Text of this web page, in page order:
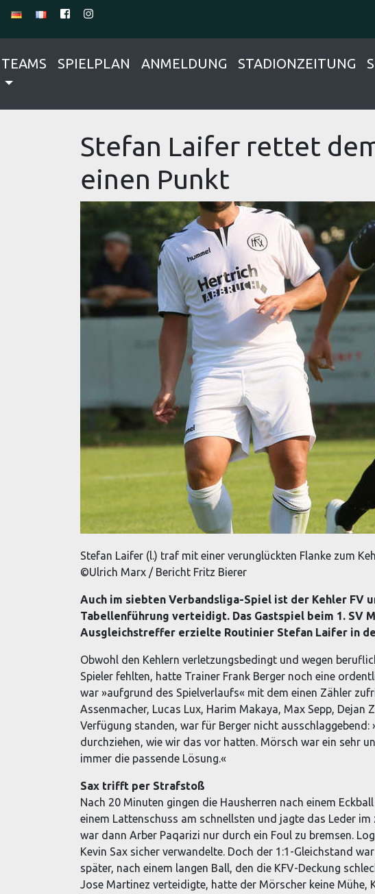
TEAMS SPIELPLAN ANMELDUNG STADIONZEITUNG
Stefan Laifer rettet
einen Punkt
Stefan Laifer (l.) traf mit einer verunglückten Flanke zum
©Ulrich Marx / Bericht Fritz Bierer
Auch im siebten Verbandsliga-Spiel ist der Kehler FV
Tabellenführung verteidigt. Das Gastspiel beim 1. SV
Ausgleichstreffer erzielte Routinier Stefan Laifer in
Obwohl den Kehlern verletzungsbedingt und wegen
Spieler fehlten, hatte Trainer Frank Berger noch eine
war »aufgrund des Spielverlaufs« mit dem einen Zähler
Assenmacher, Lucas Lux, Harim Makaya, Max Sepp,
Verfügung standen, war für Berger nicht
durchziehen, wie wir das vor hatten. Mörsch war ein sehr
immer die passende Lösung.«
Sax trifft per Strafstoß
Nach 20 Minuten gingen die Hausherren nach einem
einem Lattenschuss am schnellsten und jagte das Leder
war dann Arber Paqarizi nur durch ein Foul zu bremsen.
Kevin Sax sicher verwandelte. Doch der 1:1-Gleichstand
später, nach einem langen Ball, den die KFV-Deckung
Jose Martinez verteidigte, hatte der Mörscher keine Mühe,